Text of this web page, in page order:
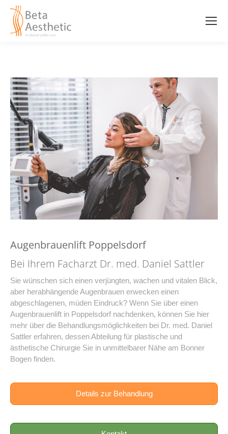
Augenbrauenlift Poppelsdorf
Bei Ihrem Facharzt Dr. med. Daniel Sattler
Sie wünschen sich einen verjüngten, wachen und vitalen Blick,
aber herabhängende Augenbrauen erwecken einen
abgeschlagenen, müden Eindruck? Wenn Sie über einen
Augenbrauenlift in Poppelsdorf nachdenken, können Sie hier
mehr über die Behandlungsmöglichkeiten bei Dr. med. Daniel
Sattler erfahren, dessen Abteilung für plastische und
ästhetische Chirurgie Sie in unmittelbarer Nähe am Bonner
Bogen finden.
Details zur Behandlung